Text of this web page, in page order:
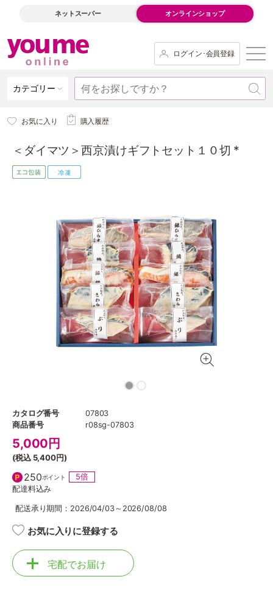
ネットスーパー オンラインショップ
ログイン･会員登録
カテゴリー
お気に入り 購入履歴
＜ダイマツ＞西京漬けギフトセット１０切 *
カタログ番号
07803
商品番号
r08sg-07803
5,000 円
(税込 5,400円)
250ポイント
5倍
配達料込み
配送承り期間：2026/04/03～2026/08/08
お気に入りに登録する
宅配でお届け